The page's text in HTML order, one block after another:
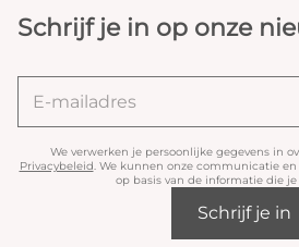
Schrijf je in op onze
We verwerken je persoonlijke gegevens in
Privacybeleid. We kunnen onze communicatie
op basis van de informatie die je
Schrijf je in